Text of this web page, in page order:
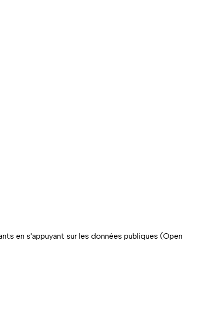
en s'appuyant sur les données publiques (Open